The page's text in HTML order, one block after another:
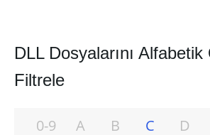
DLL Dosyalarını
Filtrele
0-9 A B C D